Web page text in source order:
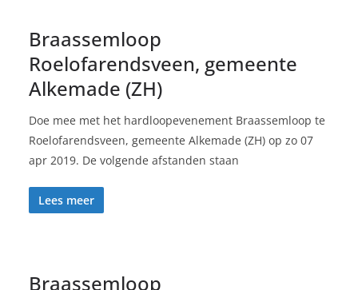
Braassemloop
Roelofarendsveen, gemeente
Alkemade (ZH)
Doe mee met het hardloopevenement Braassemloop te
Roelofarendsveen, gemeente Alkemade (ZH) op zo 07
apr 2019. De volgende afstanden staan
Lees meer
Braassemloop